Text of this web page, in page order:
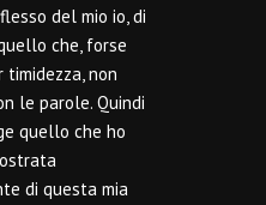
del mio io, di
che, forse
timidezza, non
le parole. Quindi
quello che ho
di questa mia